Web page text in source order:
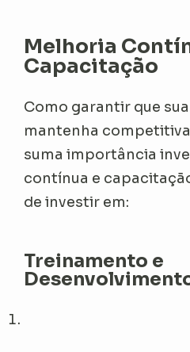
Melhoria
Capacitação
Como garantir que
mantenha
suma importância
contínua e
de investir em:
Treinamento e